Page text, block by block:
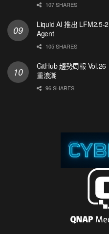
107 SHARES
Liquid AI 推出 LFM2.5-
Agent
105 SHARES
GitHub 趨勢周報
重浪潮
96 SHARES